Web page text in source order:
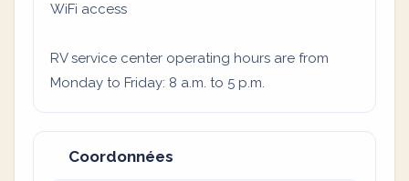
WiFi access
RV service center operating hours are from
Monday to Friday: 8 a.m. to 5 p.m.
Coordonnées